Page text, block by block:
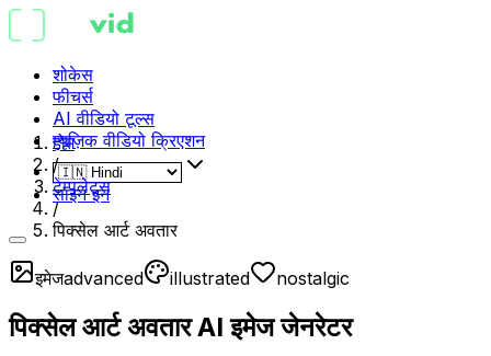
शोकेस
फीचर्स
AI वीडियो टूल्स
म्यूज़िक वीडियो क्रिएशन
साइन इन
होम
/
टेम्पलेट्स
/
पिक्सेल आर्ट अवतार
इमेजadvanced illustrated nostalgic
पिक्सेल आर्ट अवतार AI इमेज जेनरेटर